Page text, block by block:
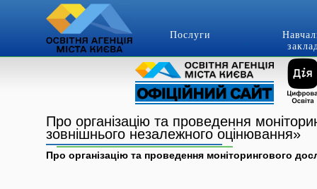
Послуги
Про організацію та проведення
зовнішнього незалежного оцінювання»
Про організацію та проведення моніторингового